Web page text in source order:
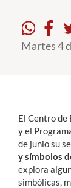
Estudiantes
Alumni
English
Martes 4
El Centro de
y el
de junio su
y símbolos
explora
simbólicas,